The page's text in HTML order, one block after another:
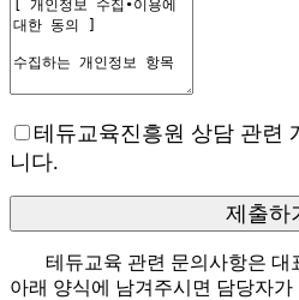
테듀교육진흥원 상담 관련
니다.
테듀교육 관련 문의사항은 대
아래 양식에 남겨주시면 담당자